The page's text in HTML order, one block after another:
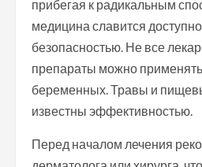
прибегая к радикальным
медицина славится
безопасностью. Не все
препараты можно применять
беременных. Травы и
известны эффективностью.
Перед началом лечения